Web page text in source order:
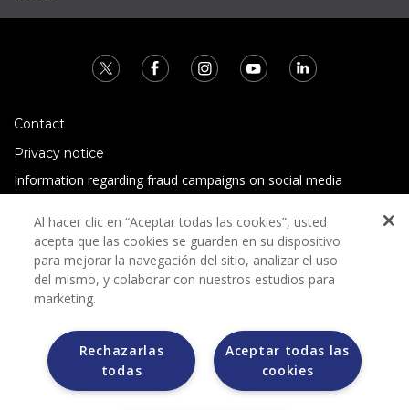
Contact
Privacy notice
Information regarding fraud campaigns on social media
Terms and conditions
Grupo Bimbo does not request any kind of payment during
the selection process.
Al hacer clic en “Aceptar todas las cookies”, usted
acepta que las cookies se guarden en su dispositivo
para mejorar la navegación del sitio, analizar el uso
del mismo, y colaborar con nuestros estudios para
marketing.
Aceptar todas las
cookies
Rechazarlas
todas